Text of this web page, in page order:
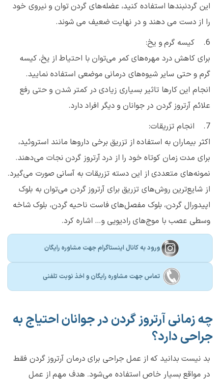
این گردنبندها استفاده کنید، عضله‌های گردن توان و نیروی خود
را از دست می دهند و در نهایت ضعیف می شوند.
6. کیسه گرم و یخ:
برای کاهش درد مهره‌های کمر می‌توان با احتیاط از یخ، کیسه
گرم و حتی سایر شیوه‌های درمانی موضعی استفاده نمایید.
انجام این کارها تاثیر بسیاری زیادی در کمتر شدن و حتی رفع
علائم آرتروز گردن در جوانان و دیگر افراد دارد.
7. انجام تزریقات:
اکثر بیماران به استفاده از تزریق برخی داروها مانند استروئید،
برای مدت زمان کوتاه خود را از درد آرتروز گردن نجات می‌دهند.
نمونه‌های متعددی از این دسته تزریقات به آسانی صورت می‌گیرد.
از شایع‌ترین روش‌های تزریق برای آرتروز گردن می‌توان به بلوک
اپیدورال گردن، بلوک مفصل‌های فاست ناحیه گردن، بلوک شاخه
وسطی عصب با موج‌های رادیویی و… اشاره کرد.
ورود به کانال اینستاگرام جهت مشاوره رایگان
تماس جهت مشاوره رايگان و اخذ نوبت تلفنی
چه زمانی آرتروز گردن در جوانان احتیاج به
جراحی دارد؟
بد نیست بدانید که از عمل جراحی برای درمان آرتروز گردن فقط
در مواقع بسیار خاص استفاده می‌شود. هدف مهم از عمل